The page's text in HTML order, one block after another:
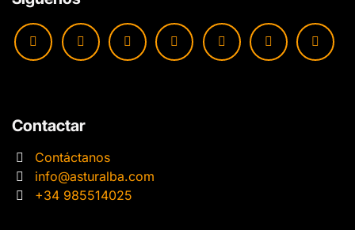
Contactar
Contáctanos
info@asturalba.com
+34 985514025